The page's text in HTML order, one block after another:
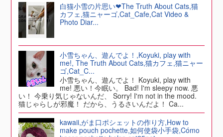
白猫小雪の片思い❤The Truth About Cats,猫
カフェ,猫ニャーゴ,Cat_Cafe,Cat Video &
Photo Diar...
小雪ちゃん、遊んでよ！,Koyuki, play with
me!, The Truth About Cats,猫カフェ,猫ニャー
ゴ,Cat_C...
小雪ちゃん、遊んでよ！ Koyuki, play with
me! 悪い！今眠い。 Bad! I'm sleepy now. 悪
い！ 今乗り気じゃないんだ、 Sorry! I'm not in the mood.
猫じゃらしが邪魔！ だから、うるさいんだよ！ Ca...
kawaii,がま口ポシェットの作り方,How to
make pouch pochette,如何使袋小手袋,Cómo